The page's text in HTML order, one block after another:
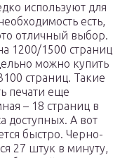
используют для
есть,
отличный выбор.
1200/1500 страниц
можно купить
страниц. Такие
печати еще
– 18 страниц в
доступных. А вот
быстро. Черно-
27 штук в минуту,